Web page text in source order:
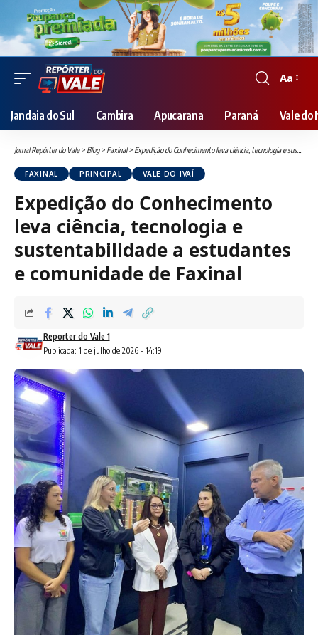
Font
Resizer
Aa
Jandaia do Sul Cambira Apucarana Paraná Vale do
Jornal Repórter do Vale> Blog> Faxinal> Expedição do Conhecimento leva ciência, tecnologia e sustentabilidade a estudantes e comunidade de Faxinal
FAXINAL PRINCIPAL VALE DO IVAÍ
Expedição do Conhecimento
leva ciência, tecnologia e
sustentabilidade a estudantes
e comunidade de Faxinal
Publicada: 1 de julho de 2026 - 14:19
Reporter do Vale 1